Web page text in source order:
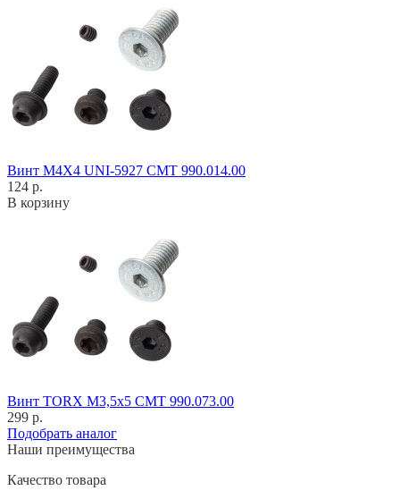
Винт M4X4 UNI-5927 CMT 990.014.00
124 р.
В корзину
Винт TORX M3,5x5 CMT 990.073.00
299 р.
Подобрать аналог
Наши преимущества
Качество товара